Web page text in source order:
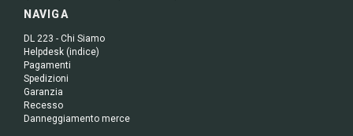
NAVIGA
DL 223 - Chi Siamo
Helpdesk (indice)
Pagamenti
Spedizioni
Garanzia
Recesso
Danneggiamento merce